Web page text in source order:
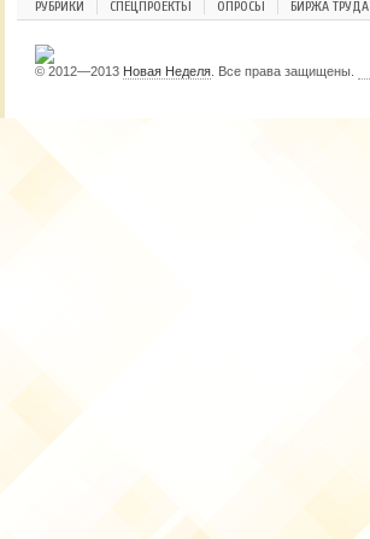
РУБРИКИ СПЕЦПРОЕКТЫ ОПРОСЫ БИРЖА ТРУДА
© 2012—2013 Новая Неделя . Все права защищены.